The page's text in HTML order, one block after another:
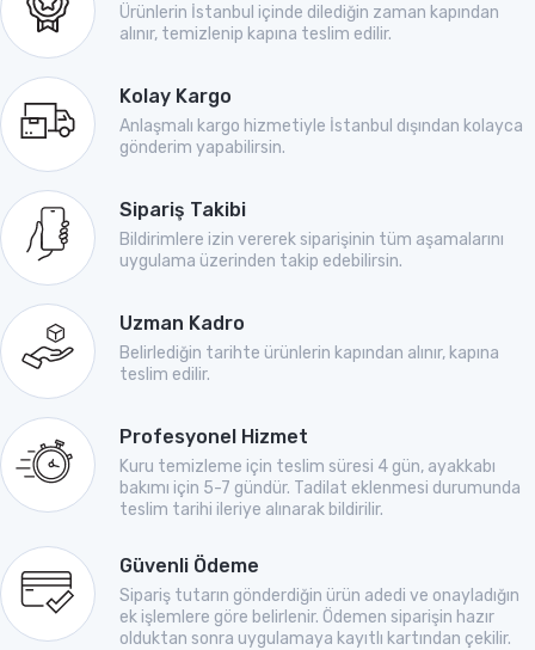
Ürünlerin İstanbul içinde dilediğin zaman kapından
alınır, temizlenip kapına teslim edilir.
Kolay Kargo
Anlaşmalı kargo hizmetiyle İstanbul dışından kolayca
gönderim yapabilirsin.
Sipariş Takibi
Bildirimlere izin vererek siparişinin tüm aşamalarını
uygulama üzerinden takip edebilirsin.
Uzman Kadro
Belirlediğin tarihte ürünlerin kapından alınır, kapına
teslim edilir.
Profesyonel Hizmet
Kuru temizleme için teslim süresi 4 gün, ayakkabı
bakımı için 5-7 gündür. Tadilat eklenmesi durumunda
teslim tarihi ileriye alınarak bildirilir.
Güvenli Ödeme
Sipariş tutarın gönderdiğin ürün adedi ve onayladığın
ek işlemlere göre belirlenir. Ödemen siparişin hazır
olduktan sonra uygulamaya kayıtlı kartından çekilir.